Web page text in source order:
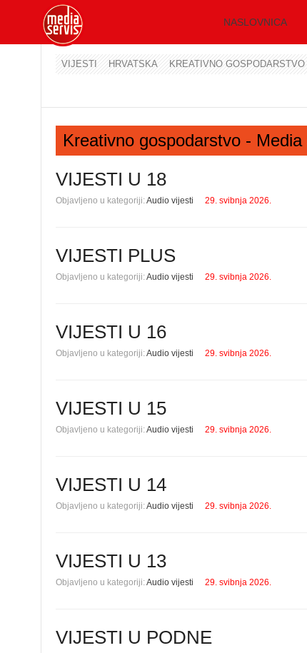
NASLOVNICA
VIJESTI HRVATSKA KREATIVNO GOSPODARSTVO
Kreativno gospodarstvo - Media
VIJESTI U 18
Objavljeno u kategoriji:Audio vijesti 29. svibnja 2026.
VIJESTI PLUS
Objavljeno u kategoriji:Audio vijesti 29. svibnja 2026.
VIJESTI U 16
Objavljeno u kategoriji:Audio vijesti 29. svibnja 2026.
VIJESTI U 15
Objavljeno u kategoriji:Audio vijesti 29. svibnja 2026.
VIJESTI U 14
Objavljeno u kategoriji:Audio vijesti 29. svibnja 2026.
VIJESTI U 13
Objavljeno u kategoriji:Audio vijesti 29. svibnja 2026.
VIJESTI U PODNE